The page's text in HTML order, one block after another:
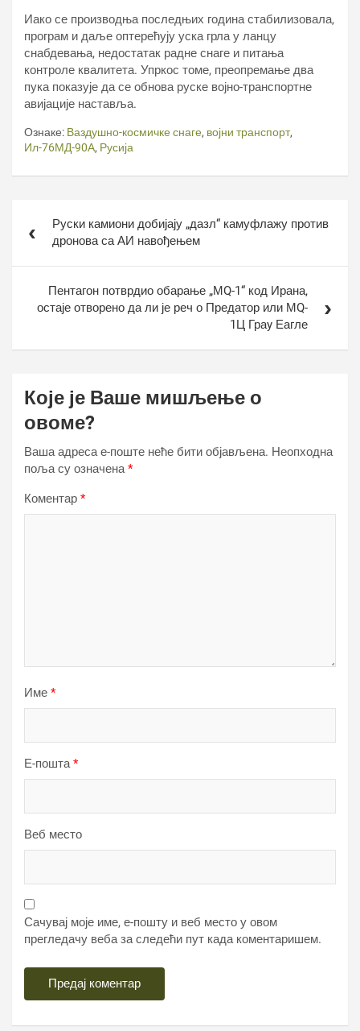
Иако се производња последњих година стабилизовала,
програм и даље оптерећују уска грла у ланцу
снабдевања, недостатак радне снаге и питања
контроле квалитета. Упркос томе, преопремање два
пука показује да се обнова руске војно-транспортне
авијације наставља.
Ознаке: Ваздушно-космичке снаге, војни транспорт,
Ил-76МД-90А, Русија
чланкаРуски камиони добијају „дазл“ камуфлажу против
дронова са АИ навођењем
Пентагон потврдио обарање „МQ-1“ код Ирана,
остаје отворено да ли је реч о Предатор или МQ-
1Ц Граy Еагле
Које је Ваше мишљење о
овоме?
Ваша адреса е-поште неће бити објављена. Неопходна
поља су означена*
Коментар *
Име *
Е-пошта*
Веб место
Сачувај моје име, е-пошту и веб место у овом
прегледачу веба за следећи пут када коментаришем.